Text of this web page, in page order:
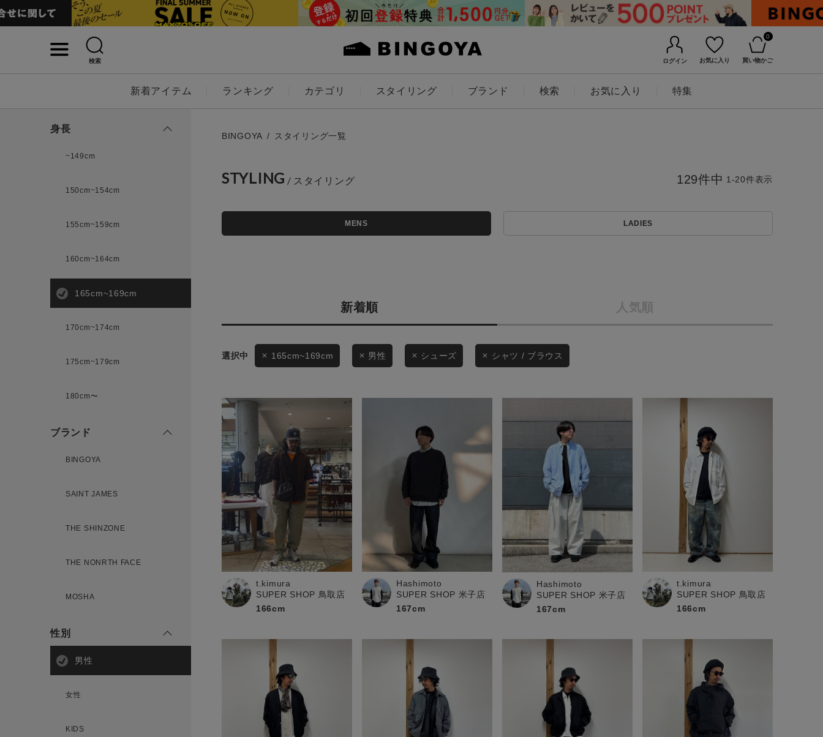
検索 ログイン お気に入り
0
買い物かご
新着アイテム ランキング カテゴリ スタイリング ブランド 検索 お気に入り 特集
条件絞り込み検索
カテゴリから探す
スタイリングから探す
ブランドから探す
店舗一覧
会社概要
お知らせ・ご利用ガイド
お知らせ
ご利用ガイド
ギフトラッピング
お問い合わせ
BINGOYA
無料公式アプリダウンロード
キーワード
価格
セール価格
在庫
在庫あり 在庫なし含む
この条件で絞り込む
身長
~149cm
150cm~154cm
155cm~159cm
160cm~164cm
165cm~169cm
170cm~174cm
175cm~179cm
180cm〜
ブランド
BINGOYA
SAINT JAMES
THE SHINZONE
THE NONRTH FACE
MOSHA
性別
男性
女性
KIDS
BINGOYA スタイリング一覧
STYLING
MENS LADIES
新着順 人気順
129件中 1-20件表示
165cm~169cm 男性 シューズ シャツ / ブラウス
t.kimura
SUPER SHOP 鳥取店
166cm
Hashimoto
SUPER SHOP 米子店
167cm
Hashimoto
SUPER SHOP 米子店
167cm
t.kimura
SUPER SHOP 鳥取店
166cm